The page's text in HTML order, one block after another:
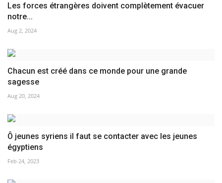
Les forces étrangères doivent complètement évacuer
notre...
Aug 2, 2024
Chacun est créé dans ce monde pour une grande
sagesse
Aug 20, 2024
Ô jeunes syriens il faut se contacter avec les jeunes
égyptiens
Feb 24, 2023